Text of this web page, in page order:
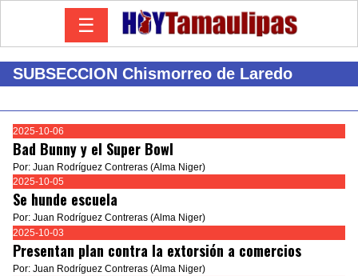
☰
SUBSECCION Chismorreo de Laredo
2025-10-06
Bad Bunny y el Super Bowl
Por: Juan Rodríguez Contreras (Alma Niger)
2025-10-05
Se hunde escuela
Por: Juan Rodríguez Contreras (Alma Niger)
2025-10-03
Presentan plan contra la extorsión a comercios
Por: Juan Rodríguez Contreras (Alma Niger)